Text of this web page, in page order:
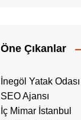
Öne Çıkanlar
İnegöl Yatak Odası
SEO Ajansı
İç Mimar İstanbul